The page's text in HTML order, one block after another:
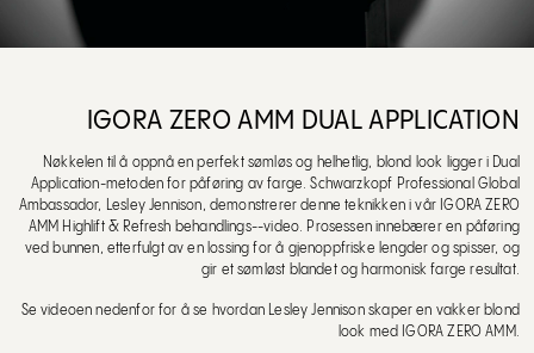
IGORA ZERO AMM DUAL APPLICATION
Nøkkelen til å oppnå en perfekt sømløs og helhetlig, blond look ligger i Dual
Application-metoden for påføring av farge. Schwarzkopf Professional Global
Ambassador, Lesley Jennison, demonstrerer denne teknikken i vår IGORA ZERO
AMM Highlift & Refresh behandlings--video. Prosessen innebærer en påføring
ved bunnen, etterfulgt av en lossing for å gjenoppfriske lengder og spisser, og
gir et sømløst blandet og harmonisk farge resultat.
Se videoen nedenfor for å se hvordan Lesley Jennison skaper en vakker blond
look med IGORA ZERO AMM.